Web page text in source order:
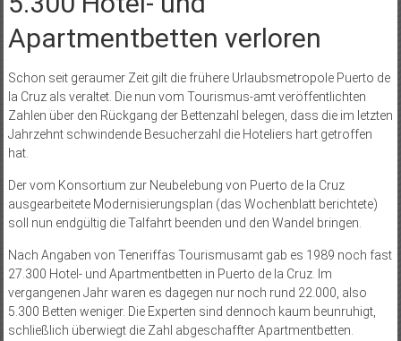
Apartmentbetten verloren
Schon seit geraumer Zeit gilt die frühere Urlaubsmetropole Puerto de
la Cruz als veraltet. Die nun vom Tourismus-amt veröffentlichten
Zahlen über den Rückgang der Bettenzahl belegen, dass die im letzten
Jahrzehnt schwindende Besucherzahl die Hoteliers hart getroffen
hat.
Der vom Konsortium zur Neubelebung von Puerto de la Cruz
ausgearbeitete Modernisierungsplan (das Wochenblatt berichtete)
soll nun endgültig die Talfahrt beenden und den Wandel bringen.
Nach Angaben von Teneriffas Tourismusamt gab es 1989 noch fast
27.300 Hotel- und Apartmentbetten in Puerto de la Cruz. Im
vergangenen Jahr waren es dagegen nur noch rund 22.000, also
5.300 Betten weniger. Die Experten sind dennoch kaum beunruhigt,
schließlich überwiegt die Zahl abgeschaffter Apartmentbetten.